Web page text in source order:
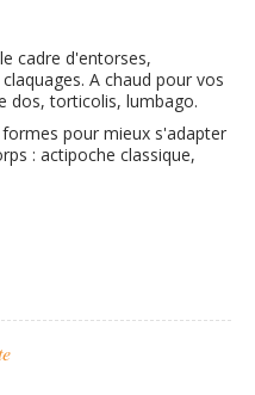
cadre d'entorses,
A chaud pour vos
dos, torticolis, lumbago.
pour mieux s'adapter
: actipoche classique,